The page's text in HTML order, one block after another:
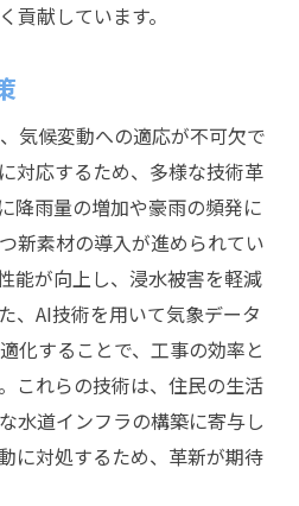
貢献しています。
気候変動への適応が不可欠で
対応するため、多様な技術革
降雨量の増加や豪雨の頻発に
新素材の導入が進められてい
能が向上し、浸水被害を軽減
、AI技術を用いて気象データ
化することで、工事の効率と
これらの技術は、住民の生活
水道インフラの構築に寄与し
に対処するため、革新が期待